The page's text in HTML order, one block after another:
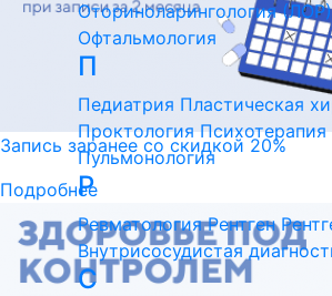
Запись заранее со скидкой 20%
Подробнее
Оториноларингология (ЛОР)
Офтальмология
П
Педиатрия Пластическая
Проктология Психотерапия
Пульмонология
Р
Ревматология Рентген
Внутрисосудистая
С